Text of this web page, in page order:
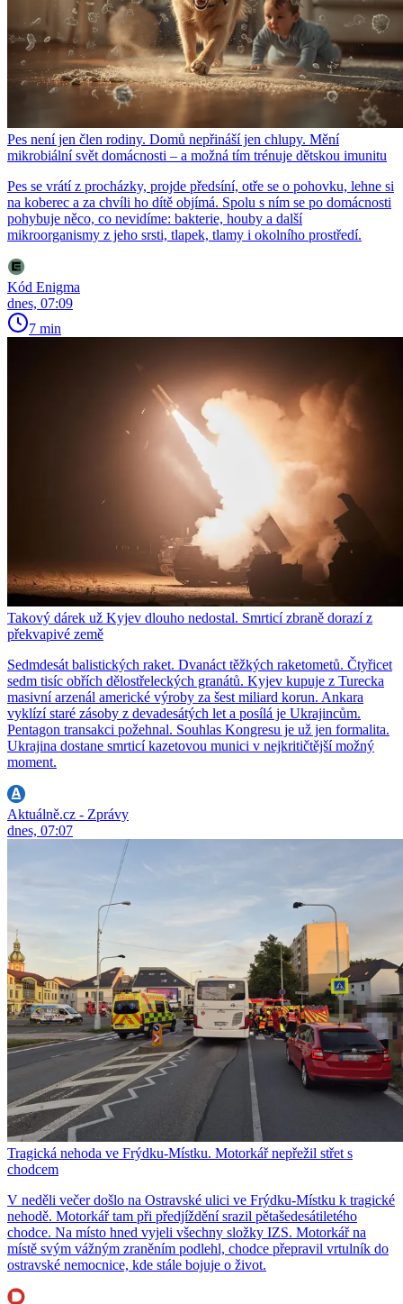
Pes není jen člen rodiny. Domů nepřináší jen chlupy. Mění
mikrobiální svět domácnosti – a možná tím trénuje dětskou imunitu
Pes se vrátí z procházky, projde předsíní, otře se o pohovku, lehne si
na koberec a za chvíli ho dítě objímá. Spolu s ním se po domácnosti
pohybuje něco, co nevidíme: bakterie, houby a další
mikroorganismy z jeho srsti, tlapek, tlamy i okolního prostředí.
Kód Enigma
dnes, 07:09
7 min
Takový dárek už Kyjev dlouho nedostal. Smrticí zbraně dorazí z
překvapivé země
Sedmdesát balistických raket. Dvanáct těžkých raketometů. Čtyřicet
sedm tisíc obřích dělostřeleckých granátů. Kyjev kupuje z Turecka
masivní arzenál americké výroby za šest miliard korun. Ankara
vyklízí staré zásoby z devadesátých let a posílá je Ukrajincům.
Pentagon transakci požehnal. Souhlas Kongresu je už jen formalita.
Ukrajina dostane smrticí kazetovou munici v nejkritičtější možný
moment.
Aktuálně.cz - Zprávy
dnes, 07:07
Tragická nehoda ve Frýdku-Místku. Motorkář nepřežil střet s
chodcem
V neděli večer došlo na Ostravské ulici ve Frýdku-Místku k tragické
nehodě. Motorkář tam při předjíždění srazil pětašedesátiletého
chodce. Na místo hned vyjeli všechny složky IZS. Motorkář na
místě svým vážným zraněním podlehl, chodce přepravil vrtulník do
ostravské nemocnice, kde stále bojuje o život.